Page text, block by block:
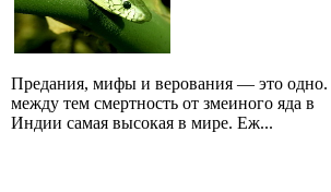
Предания, мифы и верования — это
между тем смертность от змеиного яда в
Индии самая высокая в мире. Еж...